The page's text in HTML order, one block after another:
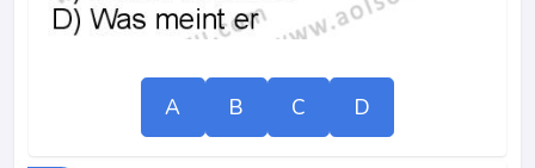
A B C D